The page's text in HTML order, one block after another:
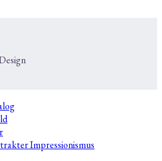
Impressionismus